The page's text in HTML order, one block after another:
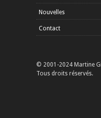
Nouvelles
Contact
© 2001-2024 Martine
Tous droits réservés.